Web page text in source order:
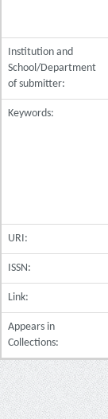
Institution and
School/Department
of submitter:
Keywords:
URI:
ISSN:
Link:
Appears in
Collections: